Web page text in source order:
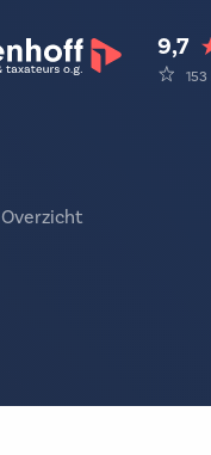
9,7
Overzicht